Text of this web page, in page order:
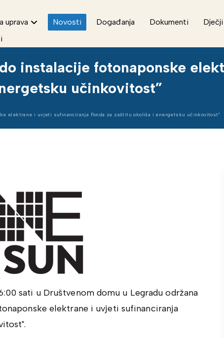
uprava Novosti Događanja Dokumenti
instalacije fotonaponske
učinkovitost”
elektrane i uvjeti sufinanciranja Fonda za zaštitu okoliša i energetsku učinkovitost"
sati u Društvenom domu u Legradu održana
elektrane i uvjeti sufinanciranja